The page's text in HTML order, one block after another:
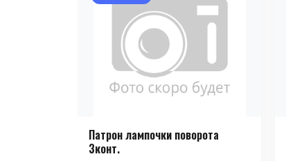
Патрон лампочки поворота
3конт.